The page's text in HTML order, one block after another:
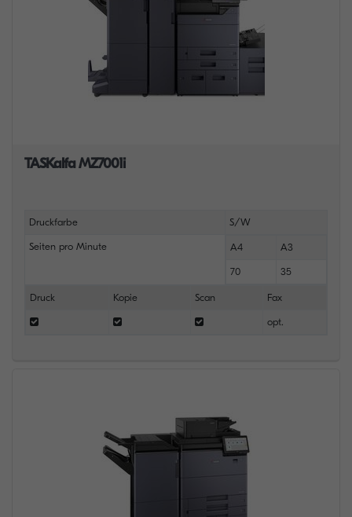
TASKalfa MZ7001i
Druckfarbe S/W
Seiten pro Minute A4 A3
70 35
Druck Kopie Scan Fax
opt.